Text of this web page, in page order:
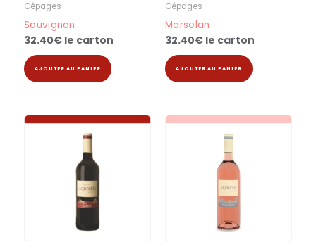
Cépages
Sauvignon
32.40€ le carton
AJOUTER AU PANIER
Cépages
Marselan
32.40€ le carton
AJOUTER AU PANIER